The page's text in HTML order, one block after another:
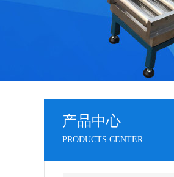
产品中心
PRODUCTS CENTER